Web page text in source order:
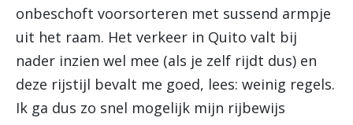
onbeschoft voorsorteren met sussend armpje
uit het raam. Het verkeer in Quito valt bij
nader inzien wel mee (als je zelf rijdt dus) en
deze rijstijl bevalt me goed, lees: weinig regels.
Ik ga dus zo snel mogelijk mijn rijbewijs